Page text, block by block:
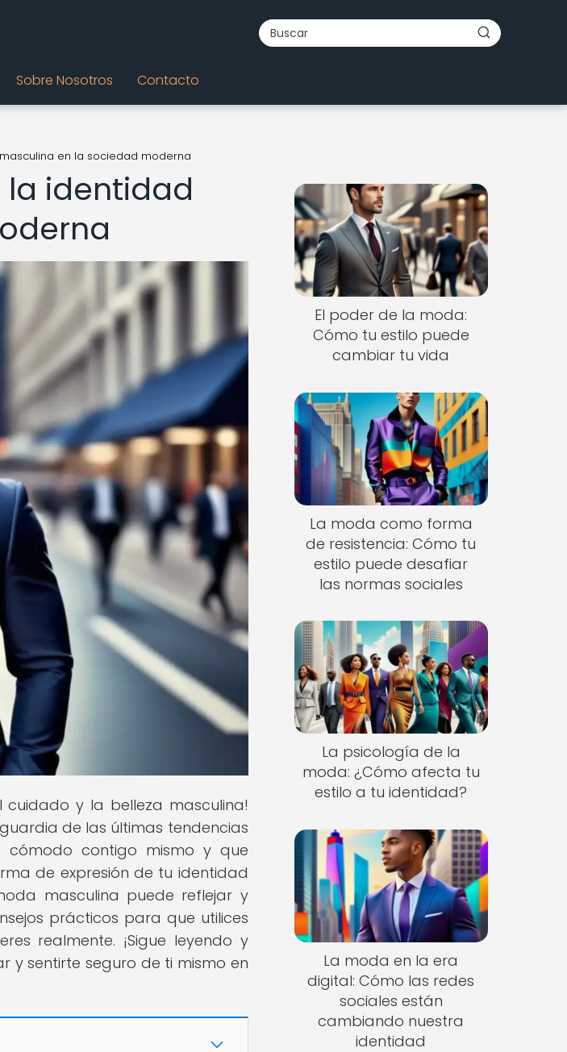
Sobre Nosotros Contacto
en la sociedad moderna
la identidad
y la belleza masculina!
de las últimas tendencias
cómodo contigo mismo y que
de expresión de tu identidad
masculina puede reflejar y
prácticos para que utilices
realmente. ¡Sigue leyendo y
sentirte seguro de ti mismo en
El poder de la moda:
Cómo tu estilo puede
cambiar tu vida
La moda como forma
de resistencia: Cómo tu
estilo puede desafiar
las normas sociales
La psicología de la
moda: ¿Cómo afecta tu
estilo a tu identidad?
La moda en la era
digital: Cómo las redes
sociales están
cambiando nuestra
identidad